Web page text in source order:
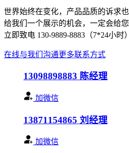
世界始终在变化，产品品质的诉求也
给我们一个展示的机会，一定会给您
立即致电 130-9889-8883（7*24小时
在线与我们沟通更多联系方式
13098898883 陈经理
加微信
13871154865 刘经理
加微信